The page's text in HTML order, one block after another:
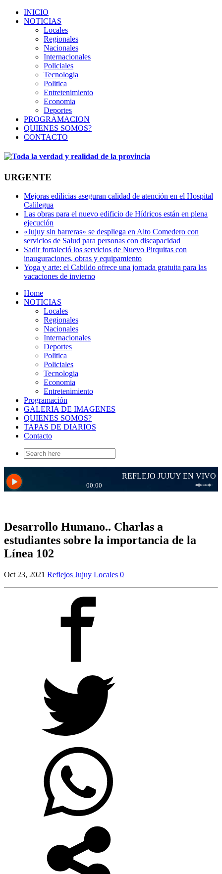
INICIO
NOTICIAS
Locales
Regionales
Nacionales
Internacionales
Policiales
Tecnologia
Politica
Entretenimiento
Economia
Deportes
PROGRAMACION
QUIENES SOMOS?
CONTACTO
URGENTE
Mejoras edilicias aseguran calidad de atención en el Hospital
Calilegua
Las obras para el nuevo edificio de Hídricos están en plena
ejecución
«Jujuy sin barreras» se despliega en Alto Comedero con
servicios de Salud para personas con discapacidad
Sadir fortaleció los servicios de Nuevo Pirquitas con
inauguraciones, obras y equipamiento
Yoga y arte: el Cabildo ofrece una jornada gratuita para las
vacaciones de invierno
Home
NOTICIAS
Locales
Regionales
Nacionales
Internacionales
Deportes
Politica
Policiales
Tecnologia
Economia
Entretenimiento
Programación
GALERIA DE IMAGENES
QUIENES SOMOS?
TAPAS DE DIARIOS
Contacto
Search
for:
Desarrollo Humano.. Charlas a
estudiantes sobre la importancia de la
Línea 102
Oct 23, 2021 Reflejos Jujuy Locales 0